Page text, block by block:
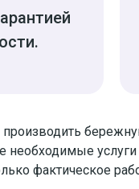
необходимые
фактическое